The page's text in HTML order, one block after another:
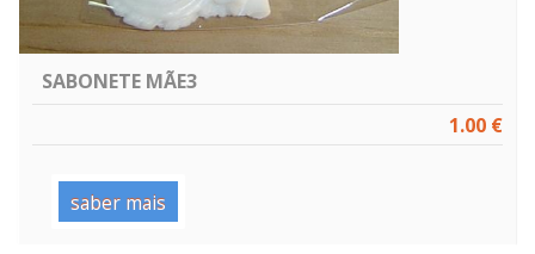
SABONETE MÃE3
1.00 €
saber mais